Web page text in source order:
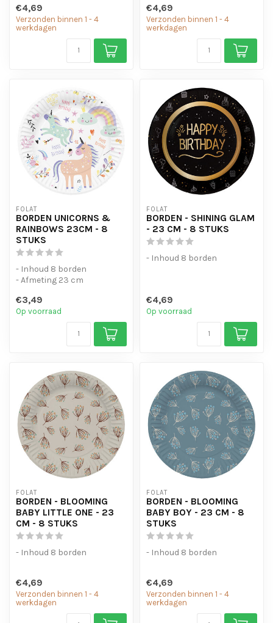
€4,69
Verzonden binnen 1 - 4
werkdagen
€4,69
Verzonden binnen 1 - 4
werkdagen
FOLAT
BORDEN UNICORNS &
RAINBOWS 23CM - 8
STUKS
- Inhoud 8 borden
- Afmeting 23 cm
€3,49
Op voorraad
FOLAT
BORDEN - SHINING GLAM
- 23 CM - 8 STUKS
- Inhoud 8 borden
€4,69
Op voorraad
FOLAT
BORDEN - BLOOMING
BABY LITTLE ONE - 23
CM - 8 STUKS
- Inhoud 8 borden
€4,69
Verzonden binnen 1 - 4
werkdagen
FOLAT
BORDEN - BLOOMING
BABY BOY - 23 CM - 8
STUKS
- Inhoud 8 borden
€4,69
Verzonden binnen 1 - 4
werkdagen